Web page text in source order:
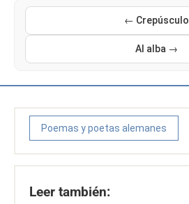
← Crepúsculo
Al alba →
Poemas y poetas alemanes
Leer también: